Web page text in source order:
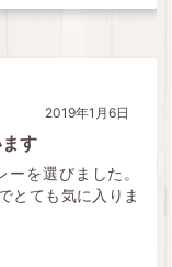
2019年1月6日
す
を選びました。
とても気に入りま